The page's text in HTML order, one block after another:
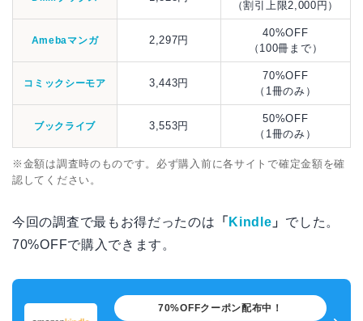
（割引上限2,000円）
Amebaマンガ 2,297円
40%OFF
（100冊まで）
コミックシーモア 3,443円
70%OFF
（1冊のみ）
ブックライブ 3,553円
50%OFF
（1冊のみ）
※金額は調査時のものです。必ず購入前に各サイトで確定金額を確
認してください。
今回の調査で最もお得だったのは 「 Kindle 」 でした。
70%OFFで購入できます。
70%OFFクーポン配布中！